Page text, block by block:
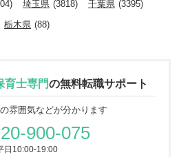
埼玉県 (3818) 千葉県 (3395)
栃木県 (88)
育士専門の無料転職サポート
雰囲気などが分かります
900-075
日10:00-19:00